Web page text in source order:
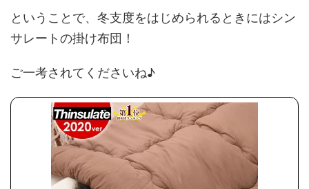
ということで、冬支度をはじめられるときにはシン
サレートの掛け布団！
ご一考されてくださいね♪